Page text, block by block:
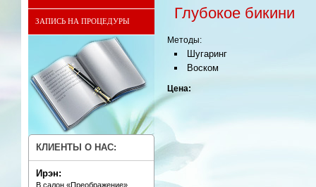
ЗАПИСЬ НА ПРОЦЕДУРЫ
КЛИЕНТЫ О НАС:
Ирэн:
В салон «Преображение»
Глубокое бикини
Методы:
Шугаринг
Воском
Цена: